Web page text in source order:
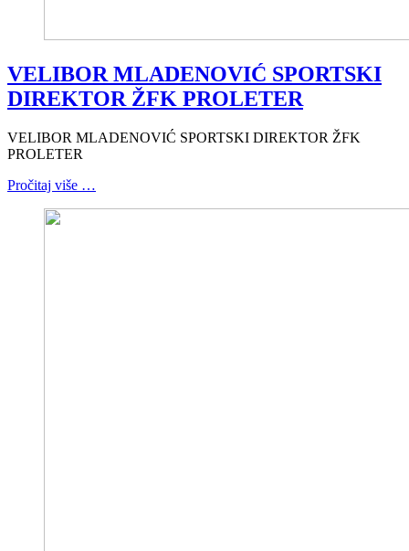
VELIBOR MLADENOVIĆ SPORTSKI
DIREKTOR ŽFK PROLETER
VELIBOR MLADENOVIĆ SPORTSKI DIREKTOR ŽFK
PROLETER
Pročitaj više …